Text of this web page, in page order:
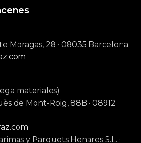
Moragas, 28 · 08035 Barcelona
materiales)
de Mont-Roig, 88B · 08912
y Parquets Henares S.L. ·